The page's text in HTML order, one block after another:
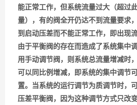
能正常工作，但系统流量过大（超过
量），有的阀全开仍达不到流量要求
到启动压差而不能正常工作，即出现
由于平衡阀的存在而造成了系统集中
用手动调节阀，则系统总流量增减时
可以同比例增减，即系统的集中调节
置。当系统的运行调节为质调节时，
压差平衡阀，因为这种调节方式只改